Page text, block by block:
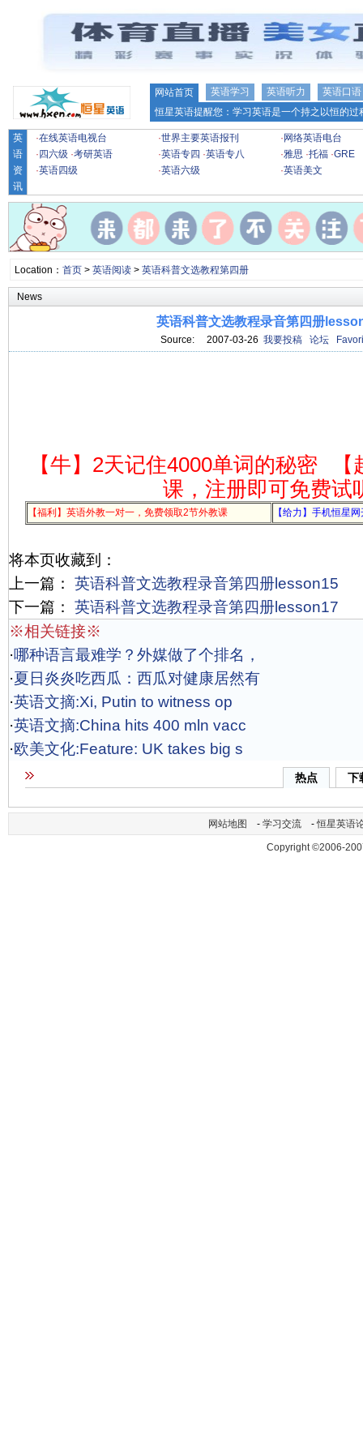
网站首页 英语学习 英语听力
英语口语
恒星英语提醒您：学习英语是一个持之以恒的
英
语
资
讯
·在线英语电视台 ·世界主要英语报刊 · 网络英语电台
· 四六级 ·考研英语 ·英语专四 ·英语专八 ·雅思 ·托福 ·GRE
·英语四级 ·英语六级 ·英语美文
Location： 首页> 英语阅读> 英语科普文选教程第四册
News
英语科普文选教程录音第四册
Source: 2007-03-26 我要投稿 论坛
【牛】2天记住4000单词的秘密
课，注册即可免费试
【福利】英语外教一对一，免费领取2节外教课 【给力】手机恒星
将本页收藏到：
上一篇：
英语科普文选教程录音第四册lesson15
下一篇：
英语科普文选教程录音第四册lesson17
※相关链接※
·哪种语言最难学？外媒做了个排名，
·夏日炎炎吃西瓜：西瓜对健康居然有
·英语文摘:Xi, Putin to witness op
·英语文摘:China hits 400 mln vacc
·欧美文化:Feature: UK takes big s
热点 下
网站地图 - 学习交流 -恒星英语
Copyright ©2006-